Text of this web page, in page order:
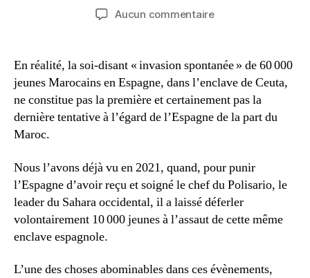
l’article
Aucun commentairesur
Enclave
CEUTA,
le
déferlement
trop.
En réalité, la soi-disant « invasion spontanée » de 60 000
jeunes Marocains en Espagne, dans l’enclave de Ceuta,
ne constitue pas la première et certainement pas la
dernière tentative à l’égard de l’Espagne de la part du
Maroc.
Nous l’avons déjà vu en 2021, quand, pour punir
l’Espagne d’avoir reçu et soigné le chef du Polisario, le
leader du Sahara occidental, il a laissé déferler
volontairement 10 000 jeunes à l’assaut de cette même
enclave espagnole.
L’une des choses abominables dans ces évènements,